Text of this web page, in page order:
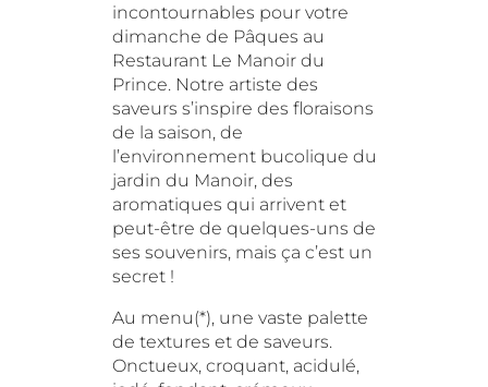
incontournables pour votre
dimanche de Pâques au
Restaurant Le Manoir du
Prince. Notre artiste des
saveurs s’inspire des floraisons
de la saison, de
l’environnement bucolique du
jardin du Manoir, des
aromatiques qui arrivent et
peut-être de quelques-uns de
ses souvenirs, mais ça c’est un
secret !
Au menu(*), une vaste palette
de textures et de saveurs.
Onctueux, croquant, acidulé,